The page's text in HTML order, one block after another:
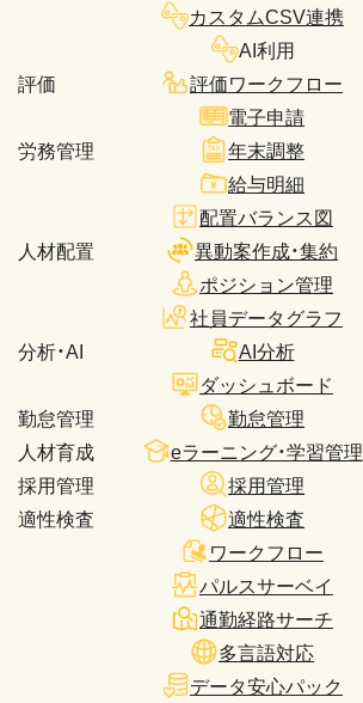
カスタムCSV連携
AI利用
評価
評価ワークフロー
労務管理
電子申請
年末調整
給与明細
人材配置
配置バランス図
異動案作成・集約
ポジション管理
分析・AI
社員データグラフ
AI分析
ダッシュボード
勤怠管理
勤怠管理
人材育成
eラーニング・学習管理
採用管理
採用管理
適性検査
適性検査
ワークフロー
パルスサーベイ
通勤経路サーチ
多言語対応
データ安心パック